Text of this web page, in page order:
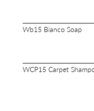
Wb15 Bianco Soap
WCP15 Carpet